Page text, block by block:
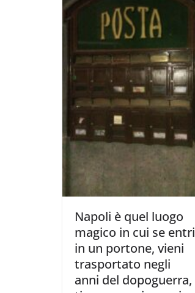
Napoli è quel luogo
magico in cui se entri
in un portone, vieni
trasportato negli
anni del dopoguerra,